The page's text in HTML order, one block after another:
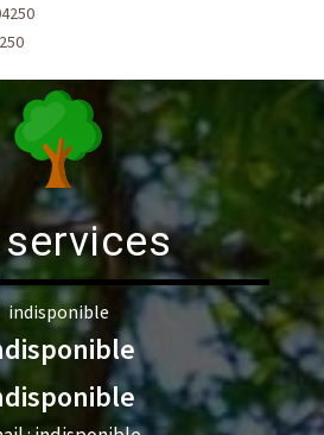
indisponible